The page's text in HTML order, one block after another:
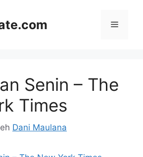
Menu
Senin – The
Times
Dani Maulana